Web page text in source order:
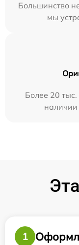
Большинство
мы
Более 20 тыс.
наличии
1